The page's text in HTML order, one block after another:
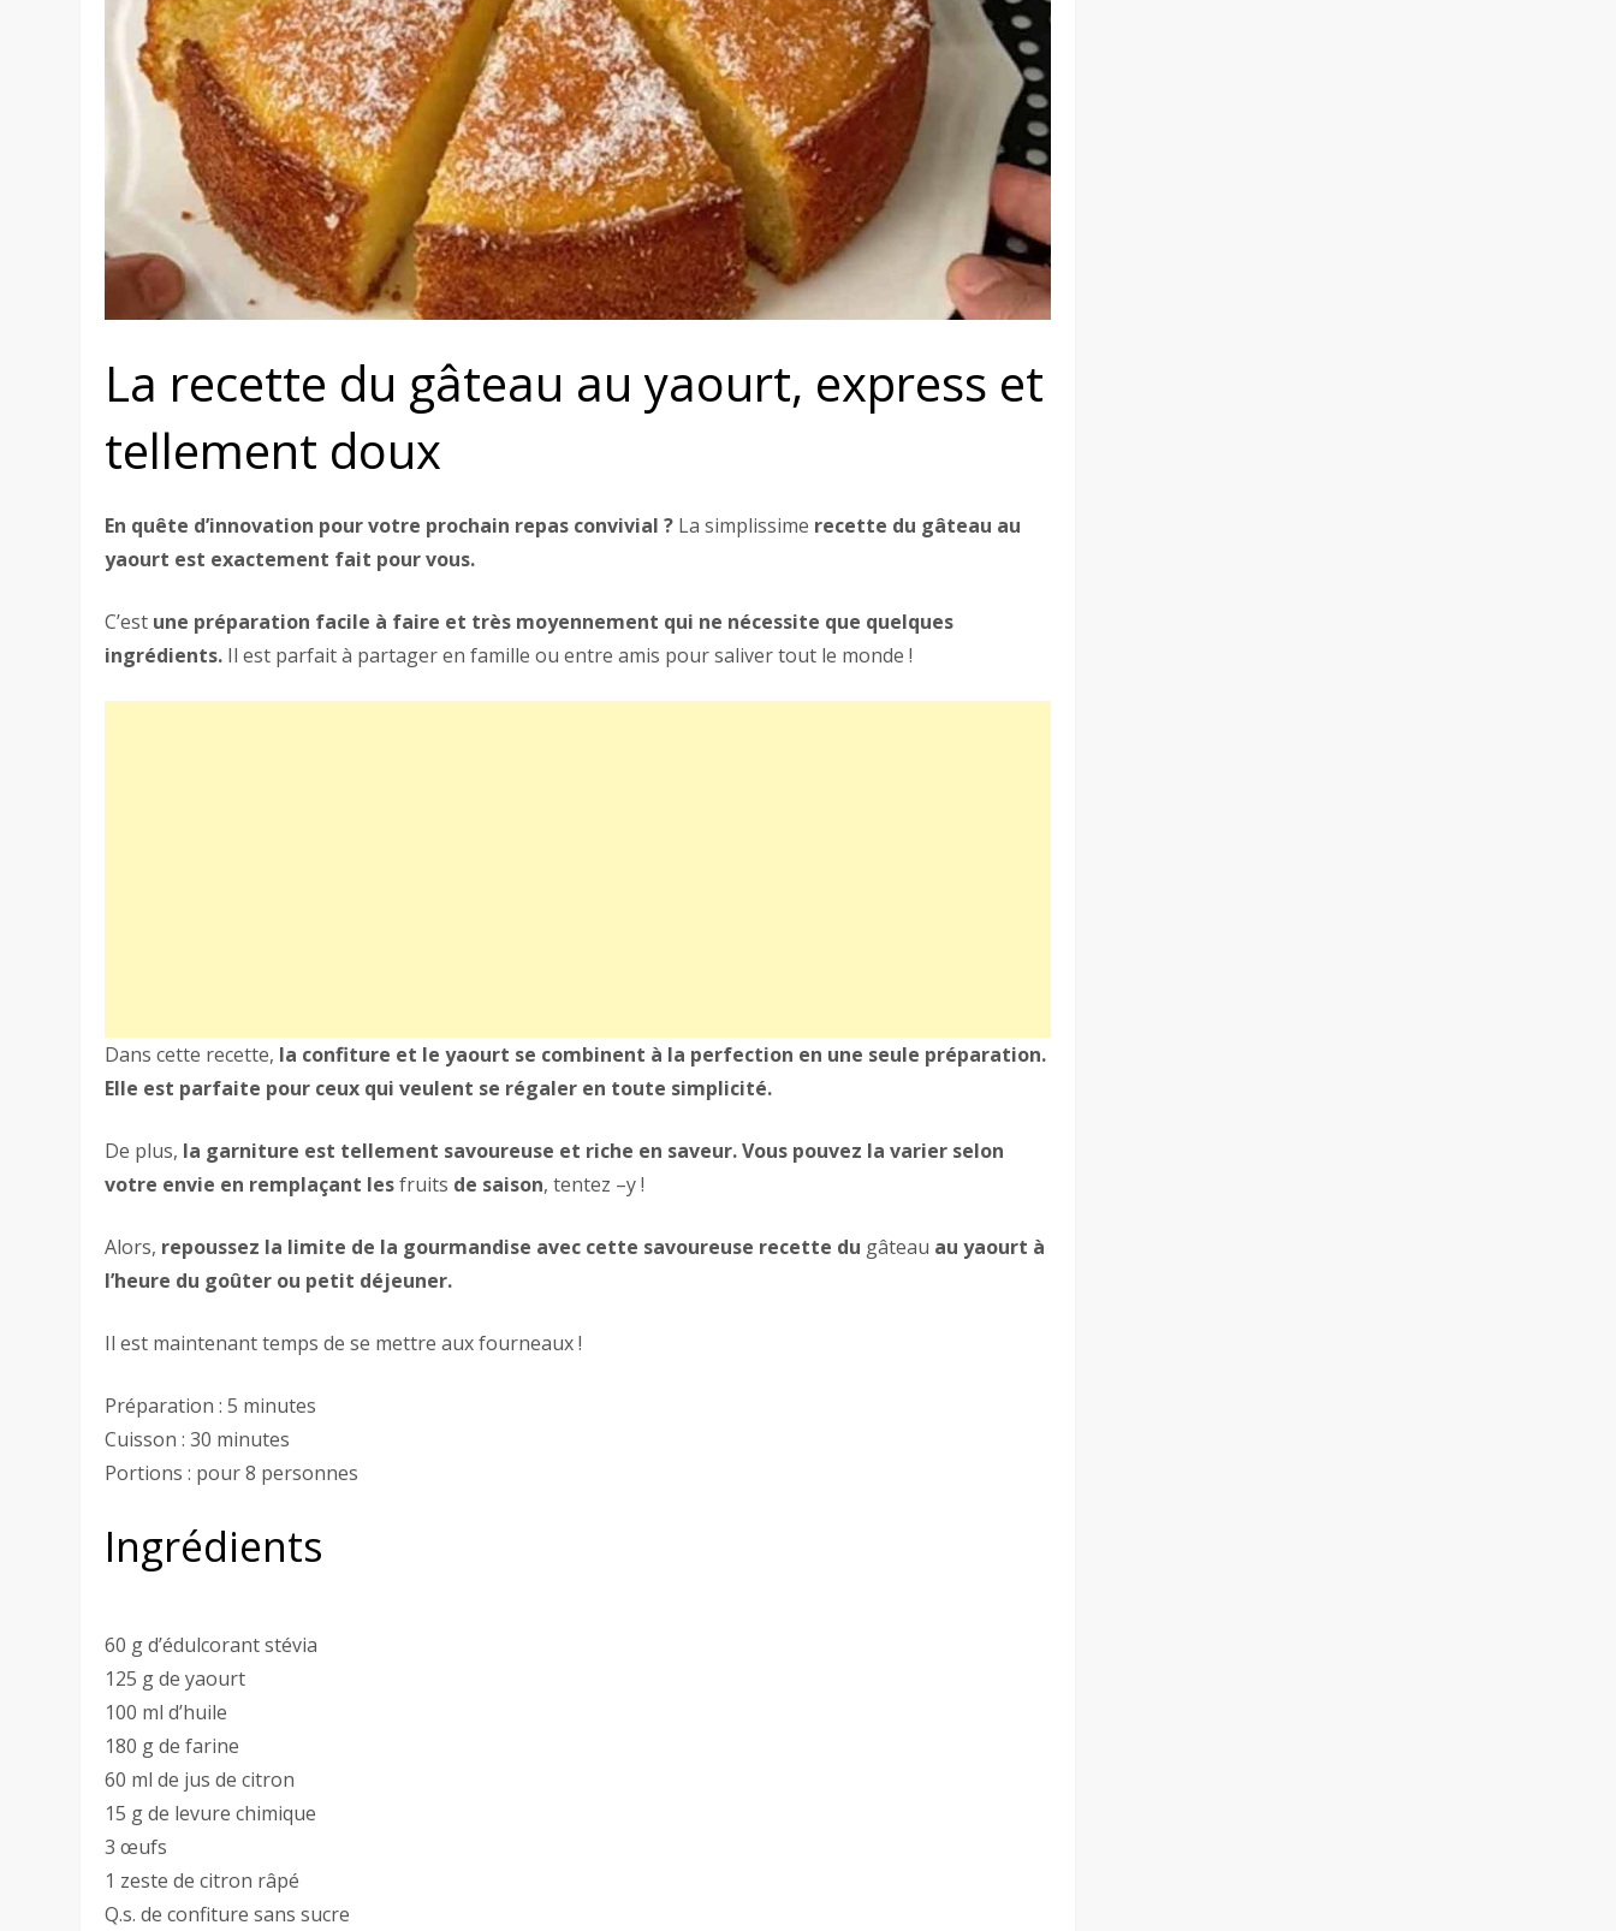
La recette du gâteau au yaourt, express et
tellement doux
En quête d’innovation pour votre prochain repas convivial ? La simplissime recette du gâteau au
yaourt est exactement fait pour vous.
C’est une préparation facile à faire et très moyennement qui ne nécessite que quelques
ingrédients. Il est parfait à partager en famille ou entre amis pour saliver tout le monde !
Dans cette recette, la confiture et le yaourt se combinent à la perfection en une seule préparation.
Elle est parfaite pour ceux qui veulent se régaler en toute simplicité.
De plus, la garniture est tellement savoureuse et riche en saveur. Vous pouvez la varier selon
votre envie en remplaçant lesfruits de saison, tentez –y !
Alors, repoussez la limite de la gourmandise avec cette savoureuse recette du gâteau au yaourt à
l’heure du goûter ou petit déjeuner.
Il est maintenant temps de se mettre aux fourneaux !
Préparation : 5 minutes
Cuisson : 30 minutes
Portions : pour 8 personnes
Ingrédients
60 g d’édulcorant stévia
125 g de yaourt
100 ml d’huile
180 g de farine
60 ml de jus de citron
15 g de levure chimique
3 œufs
1 zeste de citron râpé
Q.s. de confiture sans sucre